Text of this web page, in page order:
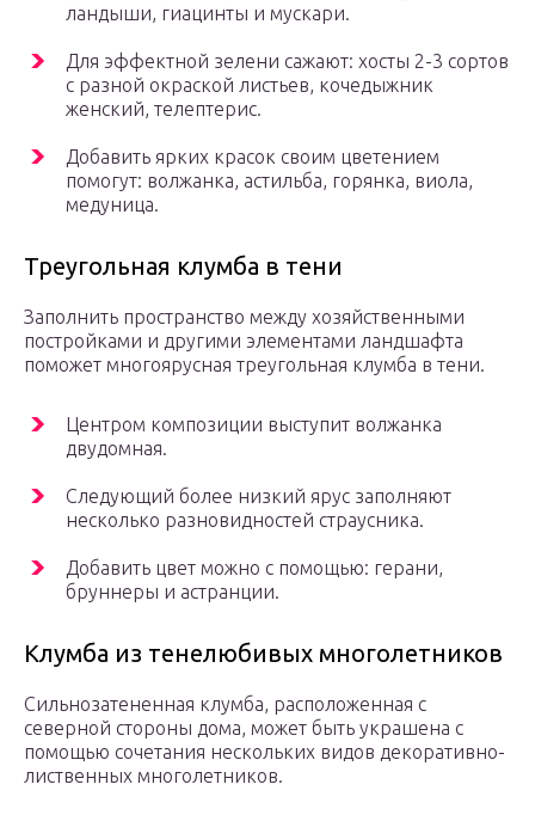
ландыши, гиацинты и мускари.
Для эффектной зелени сажают: хосты 2-3 сортов
с разной окраской листьев, кочедыжник
женский, телептерис.
Добавить ярких красок своим цветением
помогут: волжанка, астильба, горянка, виола,
медуница.
Треугольная клумба в тени
Заполнить пространство между хозяйственными
постройками и другими элементами ландшафта
поможет многоярусная треугольная клумба в тени.
Центром композиции выступит волжанка
двудомная.
Следующий более низкий ярус заполняют
несколько разновидностей страусника.
Добавить цвет можно с помощью: герани,
бруннеры и астранции.
Клумба из тенелюбивых многолетников
Сильнозатененная клумба, расположенная с
северной стороны дома, может быть украшена с
помощью сочетания нескольких видов декоративно-
лиственных многолетников.